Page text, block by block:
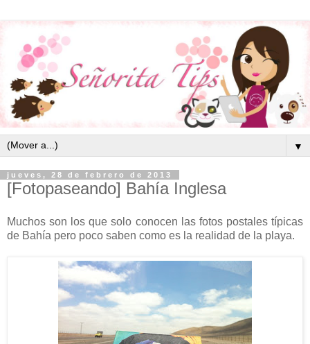
▼
jueves, 28 de febrero de 2013
[Fotopaseando] Bahía Inglesa
Muchos son los que solo conocen las fotos postales típicas
de Bahía pero poco saben como es la realidad de la playa.